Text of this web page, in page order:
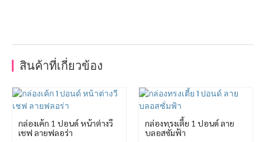
สินค้าที่เกี่ยวข้อง
กล่องเค้ก 1 ปอนด์ หน้าต่างวี
เชฟ ลายฟลอร่า
กล่องทรงเตี้ย 1 ปอนด์ ลาย
บลอสซั่มฟ้า